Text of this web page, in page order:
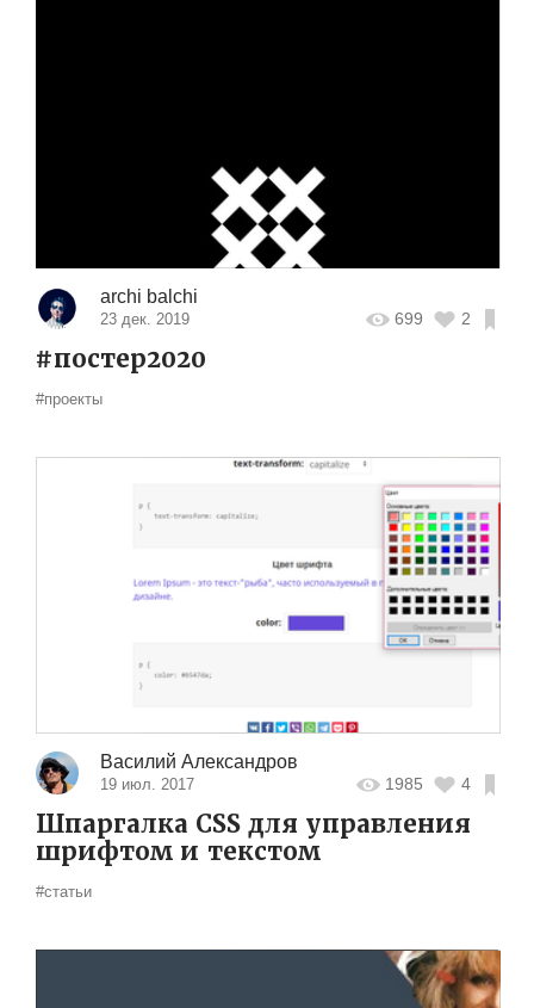
archi balchi
23 дек. 2019 699 2
#постер2020
#проекты
Василий Александров
19 июл. 2017 1985 4
Шпаргалка CSS для управления
шрифтом и текстом
#статьи